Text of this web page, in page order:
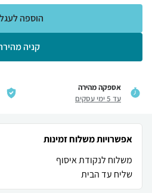
קניה
הוספה
אספקה מהירה
עד 5 ימי עסקים
אפשרויות משלוח זמינות
משלוח לנקודת איסוף
שליח עד הבית